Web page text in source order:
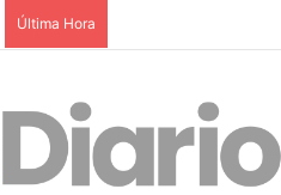
Última Hora